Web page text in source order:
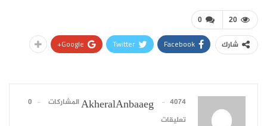
0 20
شارك Facebook
Twitter
Google+
AkheralAnbaaeg 4074 المشاركات
0
تعليقات